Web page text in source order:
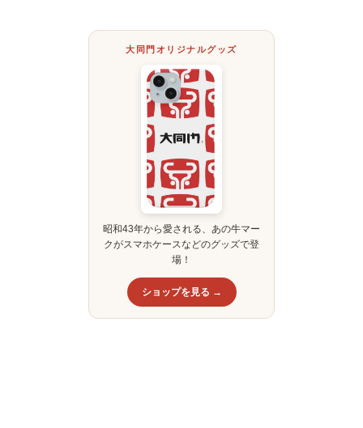
大同門オリジナルグッズ
昭和43年から愛される、あの牛マー
クがスマホケースなどのグッズで登
場！
ショップを見る →